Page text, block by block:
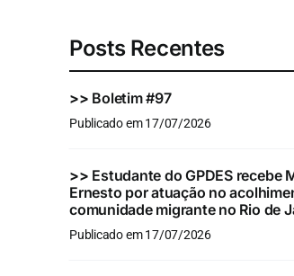
Posts Recentes
>> Boletim #97
Publicado em 17/07/2026
>> Estudante do GPDES recebe
Ernesto por atuação no
comunidade migrante no Rio de
Publicado em 17/07/2026